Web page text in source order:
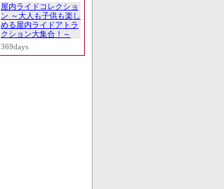
屋内ライドコレクショ
ン ～大人も子供も楽し
める屋内ライドアトラ
クション大集合！～
369days